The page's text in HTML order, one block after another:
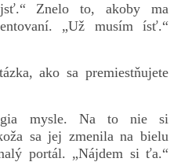
Znelo to, akoby ma
„Už musím ísť.“
ako sa premiestňujete
mysle. Na to nie si
sa jej zmenila na bielu
portál. „Nájdem si ťa.“